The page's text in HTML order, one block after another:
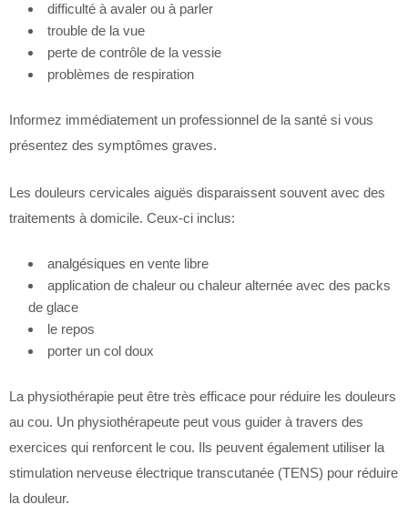
difficulté à avaler ou à parler
trouble de la vue
perte de contrôle de la vessie
problèmes de respiration
Informez immédiatement un professionnel de la santé si vous
présentez des symptômes graves.
Les douleurs cervicales aiguës disparaissent souvent avec des
traitements à domicile. Ceux-ci inclus:
analgésiques en vente libre
application de chaleur ou chaleur alternée avec des packs
de glace
le repos
porter un col doux
La physiothérapie peut être très efficace pour réduire les douleurs
au cou. Un physiothérapeute peut vous guider à travers des
exercices qui renforcent le cou. Ils peuvent également utiliser la
stimulation nerveuse électrique transcutanée (TENS) pour réduire
la douleur.